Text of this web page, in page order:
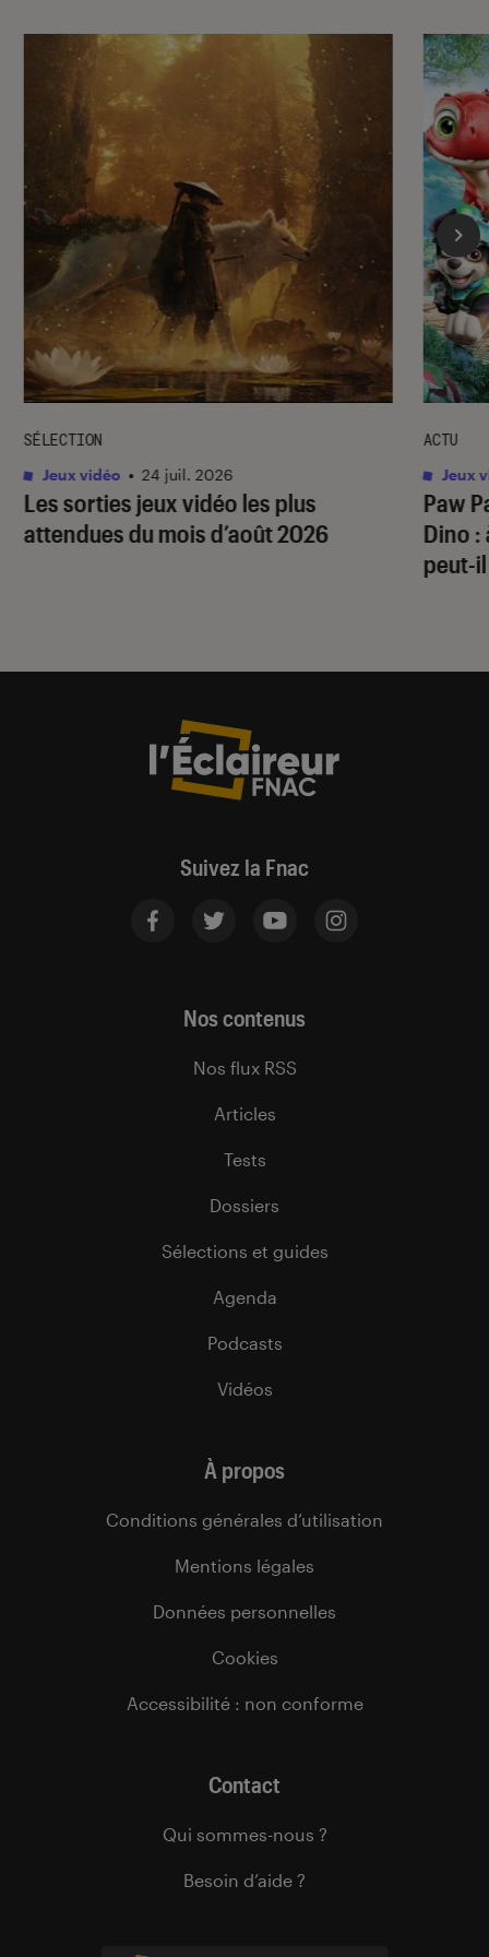
Les sorties jeux vidéo les plus
attendues du mois d’août 2026
SÉLECTION
Jeux vidéo • 24 juil. 2026
Paw
Dino :
peut-
ACTU
Jeux
Suivez la Fnac
Nos contenus
Nos flux RSS
Articles
Tests
Dossiers
Sélections et guides
Agenda
Podcasts
Vidéos
À propos
Conditions générales d’utilisation
Mentions légales
Données personnelles
Cookies
Accessibilité : non conforme
Contact
Qui sommes-nous ?
Besoin d’aide ?